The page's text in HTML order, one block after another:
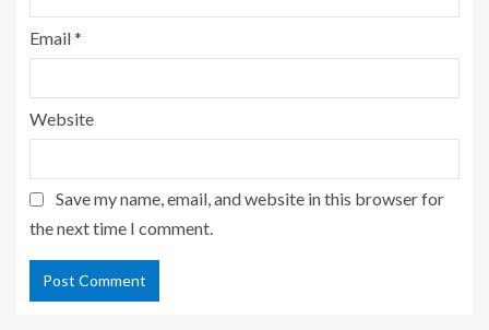
Email*
Website
Save my name, email, and website in this browser for
the next time I comment.